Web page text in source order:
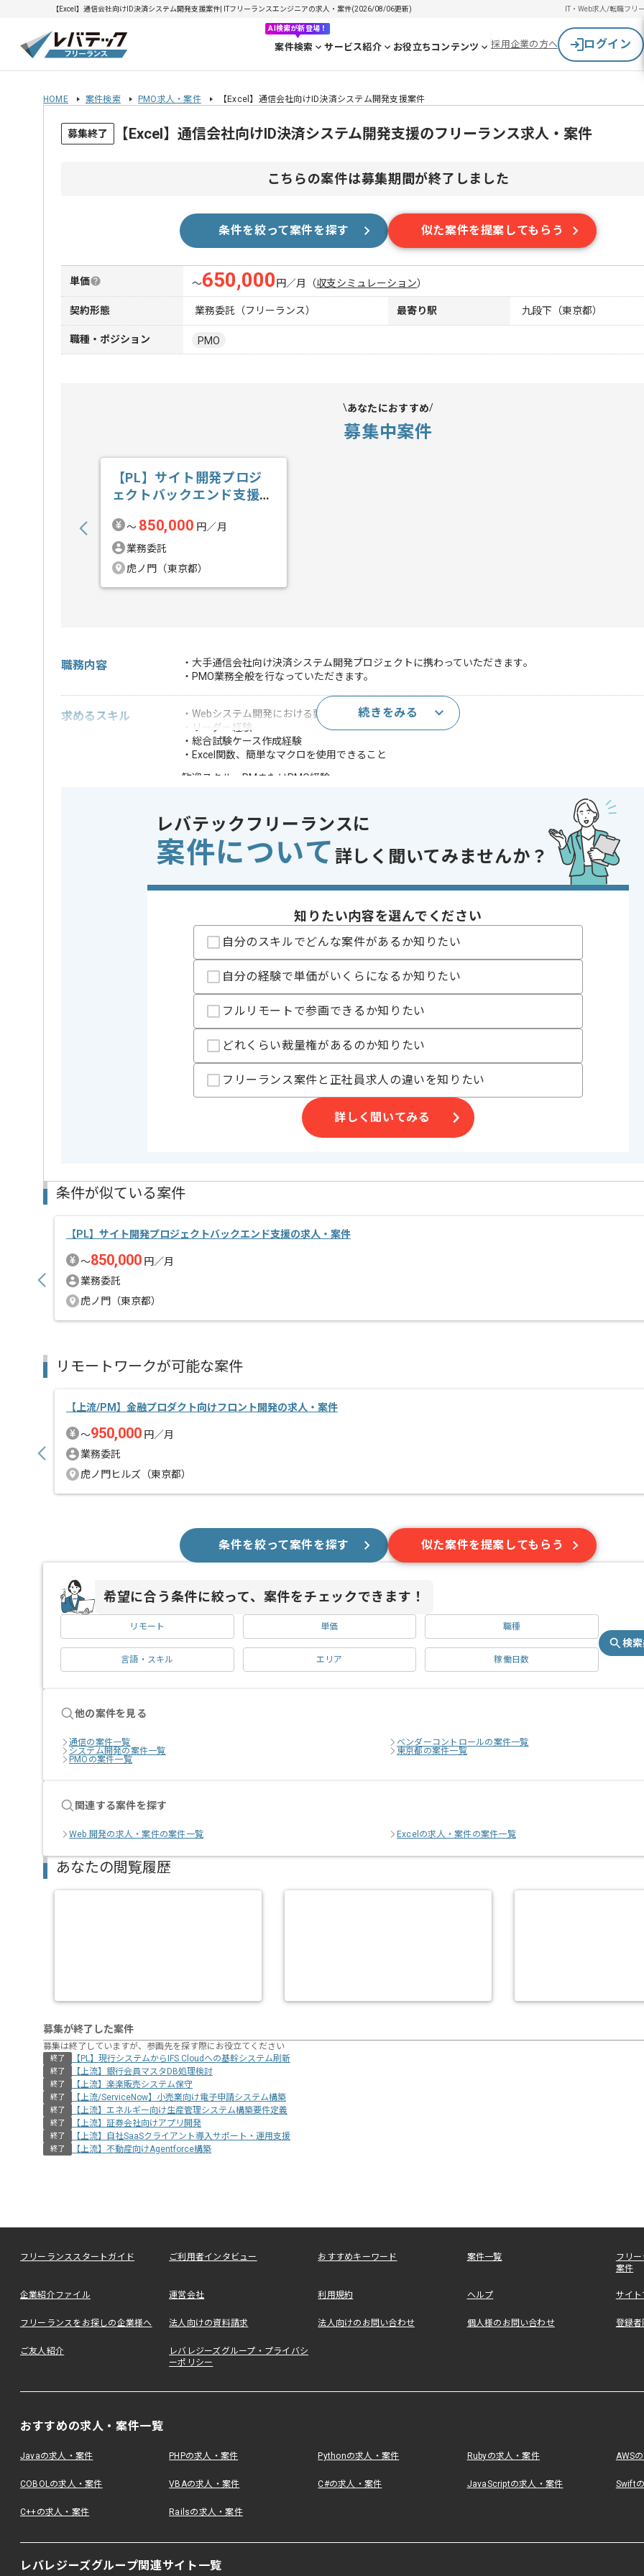
【Excel】通信会社向けID決済システム開発支援案件| ITフリーランスエンジニアの求人・案件(2026/08/06更新) IT・Web求人/転職フリ
AI検索が新登場！
案件検索 サービス紹介 お役立ちコンテンツ 採用企業の方へ ログイン
HOME 案件検索 PMO求人・案件 【Excel】通信会社向けID決済システム開発支援案件
募集終了 【Excel】通信会社向けID決済システム開発支援のフリーランス求人・案件
こちらの案件は募集期間が終了しました
条件を絞って案件を探す 似た案件を提案してもらう
単価 〜650,000 円／月 （収支シミュレーション）
契約形態 業務委託（フリーランス） 最寄り駅 九段下（東京都）
職種・ポジション PMO
あなたにおすすめ
募集中案件
【PL】サイト開発プロジ
ェクトバックエンド支援の
〜 850,000 円／月
業務委託
虎ノ門（東京都）
職務内容
・大手通信会社向け決済システム開発プロジェクトに携わっていただきます｡
・PMO業務全般を行なっていただきます。
求めるスキル
・Webシステム開発における要件定義～リリース経験
・リーダー経験
・総合試験ケース作成経験
・Excel関数、簡単なマクロを使用できること
歓迎スキル
・PMまたはPMO経験
※上記に似た経験やスキルをお持ちであれば申し込み可能なケースもございます！まずはお気軽にご相談ください！
この案件のポイント 業界
業務内容
ベンダーコントロール , システム開発
精算基準時間
支払いサイト
15日
レバテック実績有りの企業でございます。
PMO経験のある方にもおすすめです｡
続きをみる
レバテックフリーランスに
案件について 詳しく聞いてみませんか？
知りたい内容を選んでください
自分のスキルでどんな案件があるか知りたい
自分の経験で単価がいくらになるか知りたい
フルリモートで参画できるか知りたい
どれくらい裁量権があるのか知りたい
フリーランス案件と正社員求人の違いを知りたい
詳しく聞いてみる
条件が似ている案件
【PL】サイト開発プロジェクトバックエンド支援の求人・案件
〜850,000 円／月
業務委託
虎ノ門（東京都）
リモートワークが可能な案件
【上流/PM】金融プロダクト向けフロント開発の求人・案件
〜950,000 円／月
業務委託
虎ノ門ヒルズ（東京都）
条件を絞って案件を探す 似た案件を提案してもらう
希望に合う条件に絞って、案件をチェックできます！
リモート 単価 職種
言語・スキル エリア 稼働日数
検
他の案件を見る
通信の案件一覧
ベンダーコントロールの案件一覧
システム開発の案件一覧
東京都の案件一覧
PMOの案件一覧
関連する案件を探す
Web 開発の求人・案件の案件一覧 Excelの求人・案件の案件一覧
あなたの閲覧履歴
募集が終了した案件
募集は終了していますが、参画先を探す際にお役立てください
終了 【PL】現行システムからIFS Cloudへの基幹システム刷新
終了 【上流】銀行会員マスタDB処理検討
終了 【上流】楽楽販売システム保守
終了 【上流/ServiceNow】小売業向け電子申請システム構築
終了 【上流】エネルギー向け生産管理システム構築要件定義
終了 【上流】証券会社向けアプリ開発
終了 【上流】自社SaaSクライアント導入サポート・運用支援
終了 【上流】不動産向けAgentforce構築
フリーランススタートガイド ご利用者インタビュー おすすめキーワード 案件一覧
フリ
案件
企業紹介ファイル 運営会社 利用規約 ヘルプ サイ
フリーランスをお探しの企業様へ 法人向けの資料請求 法人向けのお問い合わせ 個人様のお問い合わせ 登録者
ご友人紹介
レバレジーズグループ・プライバシ
ーポリシー
おすすめの求人・案件一覧
Javaの求人・案件 PHPの求人・案件 Pythonの求人・案件 Rubyの求人・案件 AWS
COBOLの求人・案件 VBAの求人・案件 C#の求人・案件 JavaScriptの求人・案件 Swift
C++の求人・案件 Railsの求人・案件
レバレジーズグループ関連サイト一覧